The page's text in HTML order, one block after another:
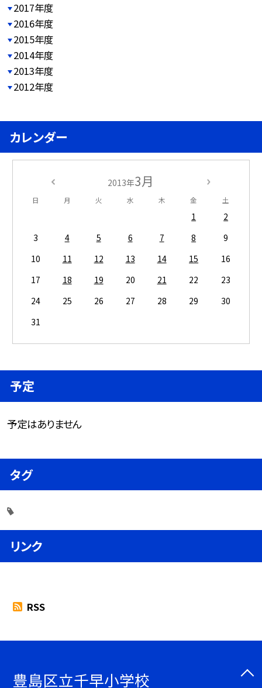
2017年度
2016年度
2015年度
2014年度
2013年度
2012年度
カレンダー
2013年3月
日 月 火 水 木 金 土
1
2
3
4 5 6 7 8
9
10
11 12 13 14 15
16
17
18 19 20 21 22
23
24
25 26 27 28 29
30
31
予定
予定はありません
タグ
リンク
RSS
豊島区立千早小学校